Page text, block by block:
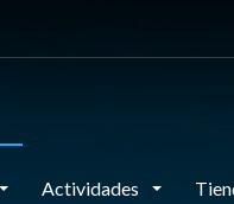
Actividades